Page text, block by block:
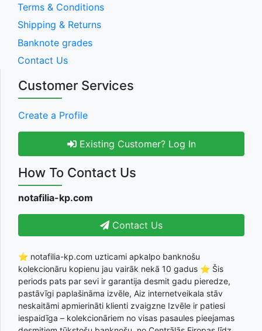
Terms & Conditions
Shipping & Returns
Banknote grades
Contact Us
Customer Services
Create a Profile
Existing Customer? Log In
How To Contact Us
notafilia-kp.com
Contact Us
⭐ notafilia-kp.com uzticami apkalpo banknošu
kolekcionāru kopienu jau vairāk nekā 10 gadus ⭐ Šis
periods pats par sevi ir garantija desmit gadu pieredze,
pastāvīgi paplašināma izvēle, Aiz internetveikala stāv
neskaitāmi apmierināti klienti zvaigzne Izvēle ir patiesi
iespaidīga – kolekcionāriem no visas pasaules pieejamas